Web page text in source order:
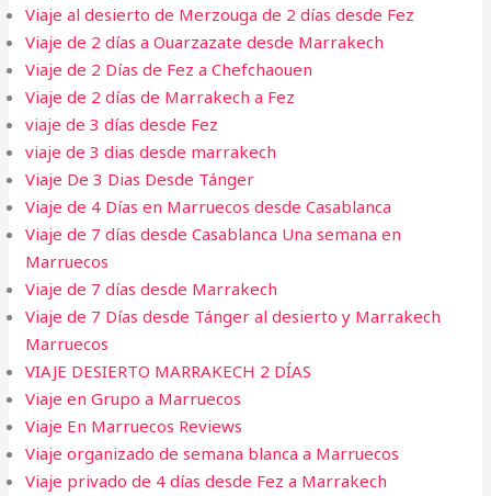
Viaje al desierto de Merzouga de 2 días desde Fez
Viaje de 2 días a Ouarzazate desde Marrakech
Viaje de 2 Días de Fez a Chefchaouen
Viaje de 2 días de Marrakech a Fez
viaje de 3 días desde Fez
viaje de 3 dias desde marrakech
Viaje De 3 Dias Desde Tánger
Viaje de 4 Días en Marruecos desde Casablanca
Viaje de 7 días desde Casablanca Una semana en
Marruecos
Viaje de 7 días desde Marrakech
Viaje de 7 Días desde Tánger al desierto y Marrakech
Marruecos
VIAJE DESIERTO MARRAKECH 2 DÍAS
Viaje en Grupo a Marruecos
Viaje En Marruecos Reviews
Viaje organizado de semana blanca a Marruecos
Viaje privado de 4 días desde Fez a Marrakech